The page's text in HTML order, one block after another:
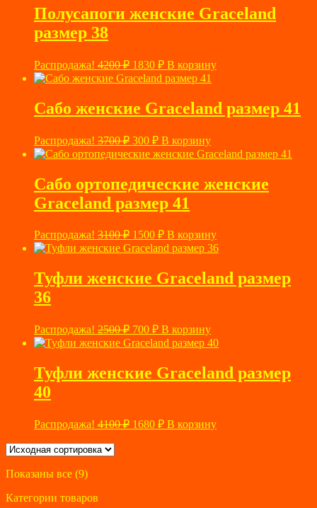
Полусапоги женские Graceland
размер 38
Распродажа! 4200₽ Первоначальная
цена
составляла
4200 ₽.
1830 ₽Текущая
цена:
В корзину
Сабо женские Graceland размер 41
Распродажа! 3700₽ Первоначальная
цена
составляла
300 ₽Текущая
цена:
В корзину
Сабо ортопедические женские
Graceland размер 41
Распродажа! 3100₽ Первоначальная
цена
составляла
3100 ₽.
1500 ₽Текущая
цена:
В корзину
Туфли женские Graceland размер
36
Распродажа! 2500₽ Первоначальная
цена
составляла
2500 ₽.
700 ₽Текущая
цена:
В корзину
Туфли женские Graceland размер
40
Распродажа! 4100₽ Первоначальная
1680 ₽Текущая
цена:
В корзину
Показаны все (9)
Категории товаров